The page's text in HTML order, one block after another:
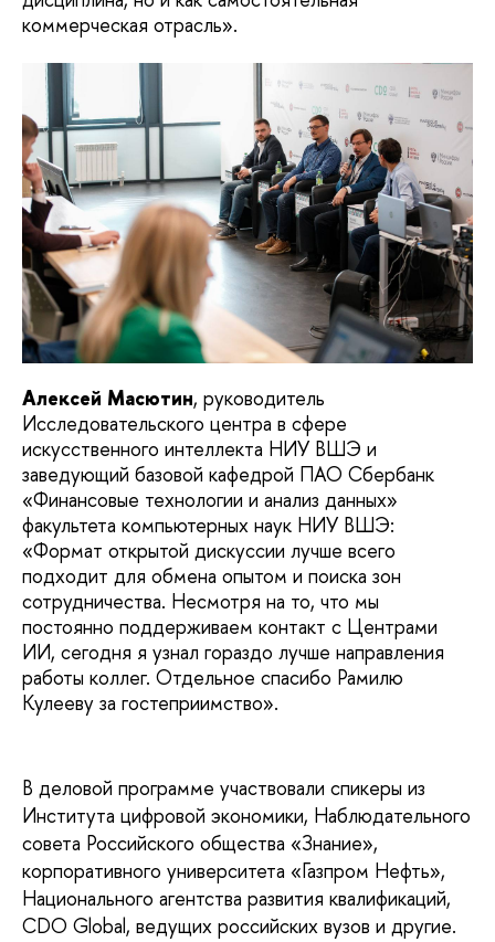
коммерческая отрасль».
Алексей Масютин, руководитель
Исследовательского центра в сфере
искусственного интеллекта НИУ ВШЭ и
заведующий базовой кафедрой ПАО Сбербанк
«Финансовые технологии и анализ данных»
факультета компьютерных наук НИУ ВШЭ:
«Формат открытой дискуссии лучше всего
подходит для обмена опытом и поиска зон
сотрудничества. Несмотря на то, что мы
постоянно поддерживаем контакт с Центрами
ИИ, сегодня я узнал гораздо лучше направления
работы коллег. Отдельное спасибо Рамилю
Кулееву за гостеприимство».
В деловой программе участвовали спикеры из
Института цифровой экономики, Наблюдательного
совета Российского общества «Знание»,
корпоративного университета «Газпром Нефть»,
Национального агентства развития квалификаций,
CDO Global, ведущих российских вузов и другие.